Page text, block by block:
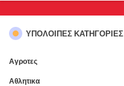
ΥΠΌΛΟΙΠΕΣ ΚΑΤΗΓΟΡΊΕΣ
Αγροτες
Αθλητικα